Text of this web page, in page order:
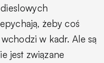
żeby coś
w kadr. Ale są
jest związane